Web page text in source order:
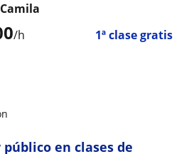
/h 1ª clase gratis
en clases de